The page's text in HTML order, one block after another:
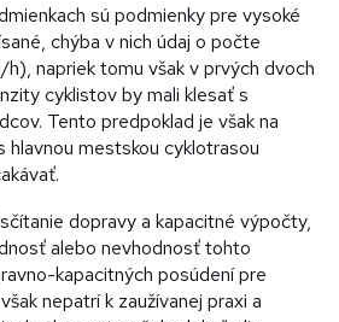
sú podmienky pre vysoké
chýba v nich údaj o počte
napriek tomu však v prvých dvoch
cyklistov by mali klesať s
Tento predpoklad je však na
hlavnou mestskou cyklotrasou
dopravy a kapacitné výpočty,
alebo nevhodnosť tohto
kapacitných posúdení pre
nepatrí k zaužívanej praxi a